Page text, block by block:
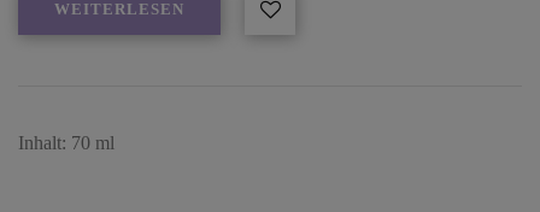
WEITERLESEN
Inhalt: 70 ml